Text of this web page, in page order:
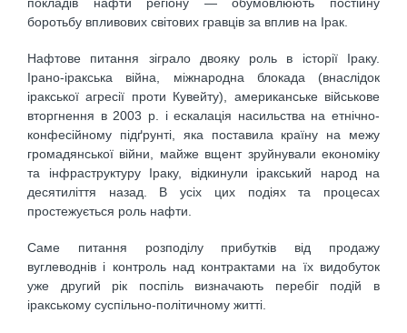
боротьбу впливових світових гравців за вплив на Ірак.
Нафтове питання зіграло двояку роль в історії Іраку.
Ірано-іракська війна, міжнародна блокада (внаслідок
іракської агресії проти Кувейту), американське військове
вторгнення в 2003 р. і ескалація насильства на етнічно-
конфесійному підґрунті, яка поставила країну на межу
громадянської війни, майже вщент зруйнували економіку
та інфраструктуру Іраку, відкинули іракський народ на
десятиліття назад. В усіх цих подіях та процесах
простежується роль нафти.
Саме питання розподілу прибутків від продажу
вуглеводнів і контроль над контрактами на їх видобуток
уже другий рік поспіль визначають перебіг подій в
іракському суспільно-політичному житті.